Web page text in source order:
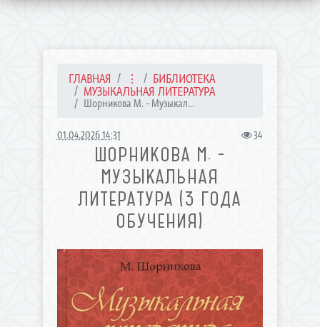
ГЛАВНАЯ ⋮
БИБЛИОТЕКА
МУЗЫКАЛЬНАЯ ЛИТЕРАТУРА
Шорникова М. - Музыкал...
01.04.2026 14:31 34
ШОРНИКОВА М. -
МУЗЫКАЛЬНАЯ
ЛИТЕРАТУРА (3 ГОДА
ОБУЧЕНИЯ)